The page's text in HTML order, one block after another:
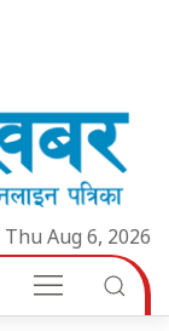
/ Thu Aug 6, 2026